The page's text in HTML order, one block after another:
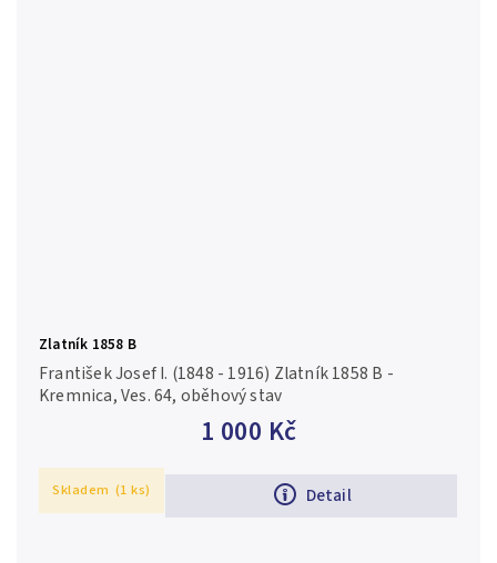
Zlatník 1858 B
1 000 Kč
Detail
František Josef I. (1848 - 1916) Zlatník 1858 B -
Kremnica, Ves. 64, oběhový stav
Skladem (1 ks)